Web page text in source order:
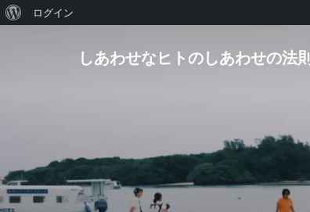
キ
ッ
しあわせなヒトのしあわせの法則
WordPress
ログイン